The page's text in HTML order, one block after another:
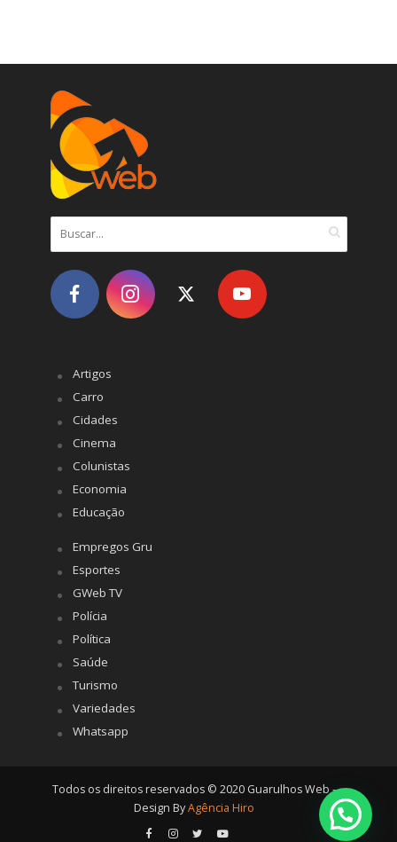
Artigos
Carro
Cidades
Cinema
Colunistas
Economia
Educação
Empregos Gru
Esportes
GWeb TV
Polícia
Política
Saúde
Turismo
Variedades
Whatsapp
Todos os direitos reservados © 2020 Guarulhos Web -
Design ByAgência Hiro